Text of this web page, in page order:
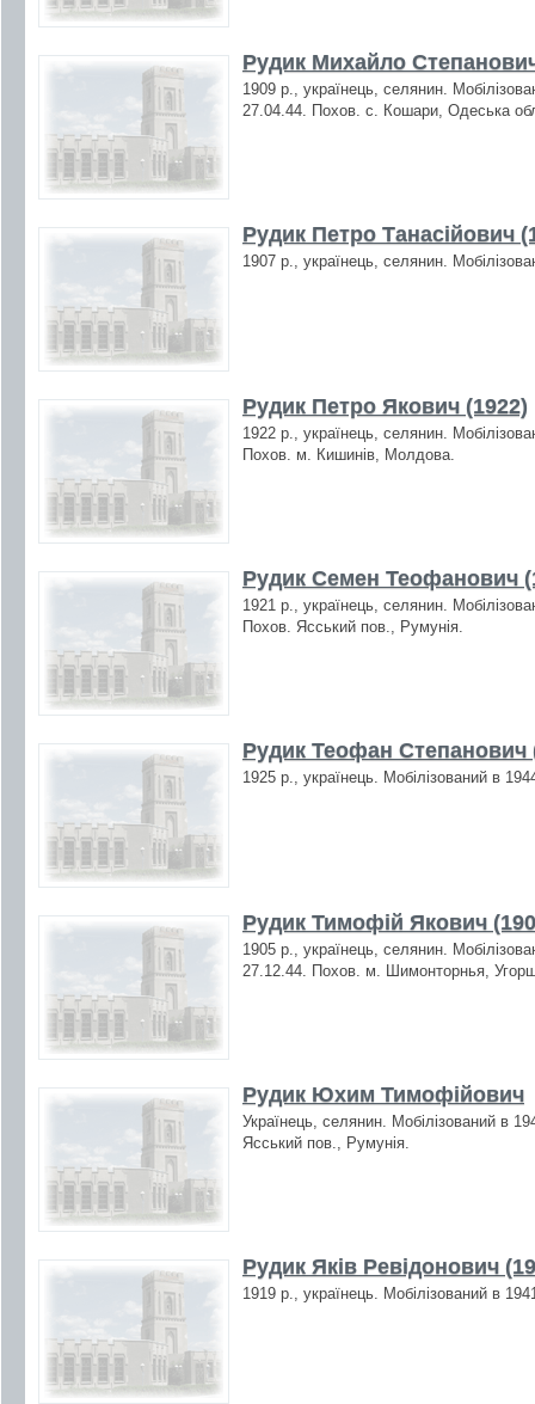
Рудик Михайло
1909 р., українець, селянин.
27.04.44. Похов. с. Кошари, Одеська
Рудик Петро Танасійович
1907 р., українець, селянин.
Рудик Петро Якович (1922)
1922 р., українець, селянин.
Похов. м. Кишинів, Молдова.
Рудик Семен Теофанович
1921 р., українець, селянин.
Похов. Ясський пов., Румунія.
Рудик Теофан Степанович
1925 р., українець. Мобілізований в
Рудик Тимофій Якович
1905 р., українець, селянин.
27.12.44. Похов. м. Шимонторнья,
Рудик Юхим Тимофійович
Українець, селянин. Мобілізований в
Ясський пов., Румунія.
Рудик Яків Ревідонович
1919 р., українець. Мобілізований в